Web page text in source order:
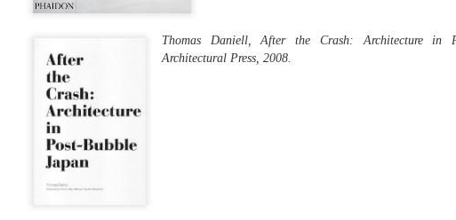
Thomas Daniell,After the Crash: Architecture in
Architectural Press, 2008.
Trienal de Arquitectura de Lisboa, 12 septiembre – 15
2013